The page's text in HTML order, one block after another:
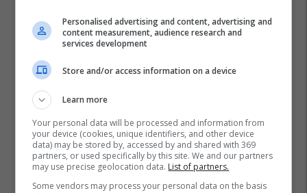
Personalised advertising and content, advertising and
content measurement, audience research and
services development
Store and/or access information on a device
Learn more
Your personal data will be processed and information from
your device (cookies, unique identifiers, and other device
data) may be stored by, accessed by and shared with 369
partners, or used specifically by this site. We and our partners
may use precise geolocation data. List of partners.
Some vendors may process your personal data on the basis